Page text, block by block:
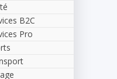
B2C
Pro